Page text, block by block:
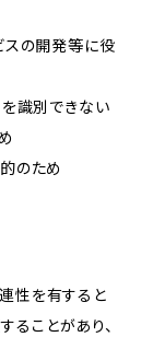
スの開発等に役
を識別できない
のため
性を有すると
ことがあり、